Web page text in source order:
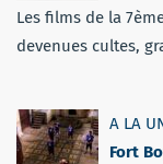
Les films de la
devenues cultes,
A LA
Fort